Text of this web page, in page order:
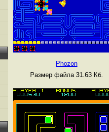
Phozon
Размер файла 31.63 Кб.